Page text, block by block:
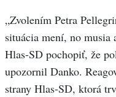
„Zvolením Petra
situácia mení, no musia
Hlas-SD pochopiť, že
upozornil Danko.
strany Hlas-SD, ktorá